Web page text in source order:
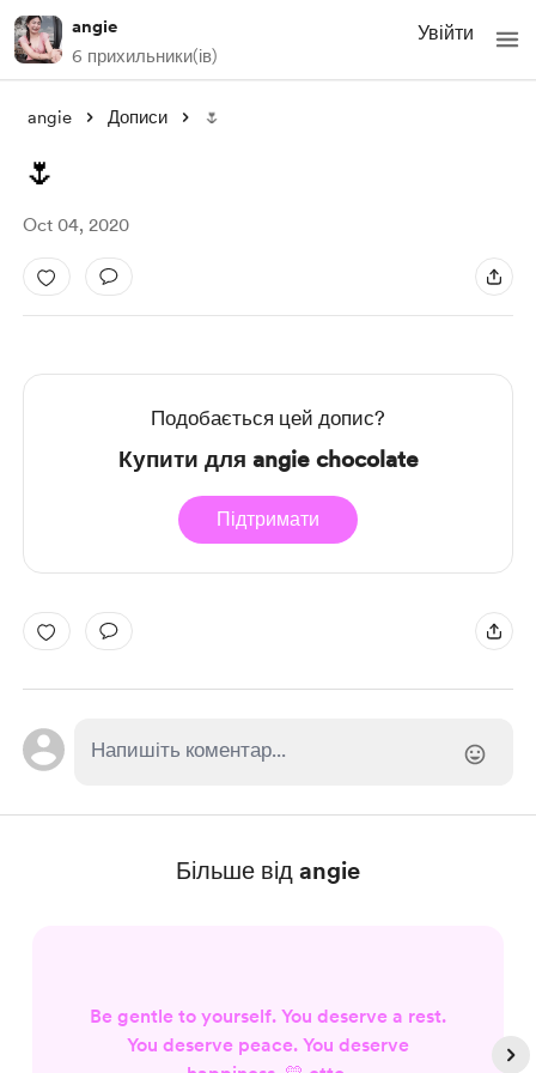
angie
6 прихильники(ів)
Увійти
angie Дописи 🌷
🌷
Oct 04, 2020
Подобається цей допис?
Купити для angie chocolate
Підтримати
Більше від angie
Be gentle to yourself. You deserve a rest.
You deserve peace. You deserve